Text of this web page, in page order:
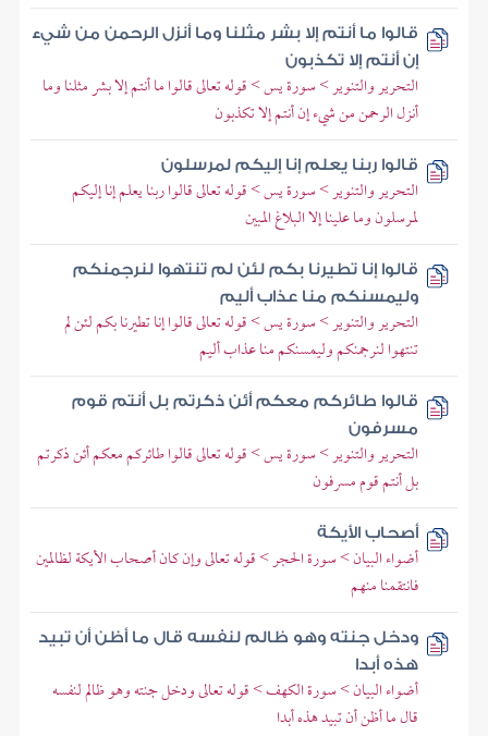
قالوا ما أنتم إلا بشر مثلنا وما أنزل الرحمن من شيء
إن أنتم إلا تكذبون
التحرير والتنوير > سورة يس > قوله تعالى قالوا ما أنتم إلا بشر مثلنا وما
أنزل الرحمن من شيء إن أنتم إلا تكذبون
قالوا ربنا يعلم إنا إليكم لمرسلون
التحرير والتنوير > سورة يس > قوله تعالى قالوا ربنا يعلم إنا إليكم
لمرسلون وما علينا إلا البلاغ المبين
قالوا إنا تطيرنا بكم لئن لم تنتهوا لنرجمنكم
وليمسنكم منا عذاب أليم
التحرير والتنوير > سورة يس > قوله تعالى قالوا إنا تطيرنا بكم لئن لم
تنتهوا لنرجمنكم وليمسنكم منا عذاب أليم
قالوا طائركم معكم أئن ذكرتم بل أنتم قوم
مسرفون
التحرير والتنوير > سورة يس > قوله تعالى قالوا طائركم معكم أئن ذكرتم
بل أنتم قوم مسرفون
أصحاب الأيكة
أضواء البيان > سورة الحجر > قوله تعالى وإن كان أصحاب الأيكة لظالمين
فانتقمنا منهم
ودخل جنته وهو ظالم لنفسه قال ما أظن أن تبيد
هذه أبدا
أضواء البيان > سورة الكهف > قوله تعالى ودخل جنته وهو ظالم لنفسه
قال ما أظن أن تبيد هذه أبدا